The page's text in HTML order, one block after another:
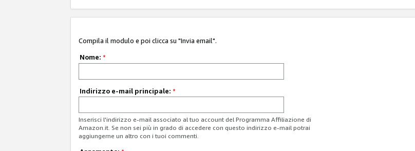
Compila il modulo e poi clicca su "Invia email".
Nome: *
Indirizzo e-mail principale: *
Inserisci l'indirizzo e-mail associato al tuo account del Programma Affiliazione di
Amazon.it. Se non sei più in grado di accedere con questo indirizzo e-mail potrai
aggiungerne un altro con i tuoi commenti.